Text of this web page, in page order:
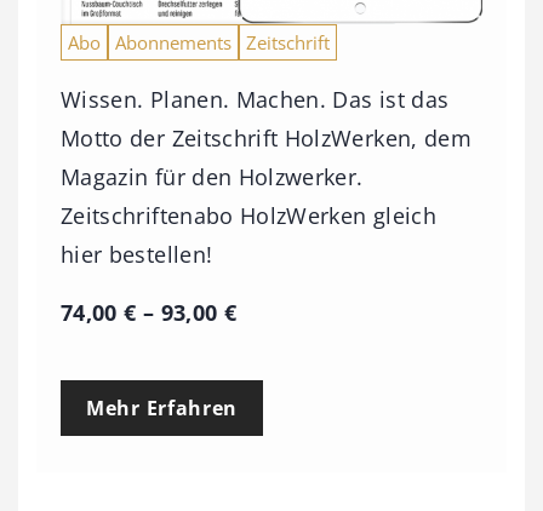
Abo Abonnements Zeitschrift
Wissen. Planen. Machen. Das ist das
Motto der Zeitschrift HolzWerken, dem
Magazin für den Holzwerker.
Zeitschriftenabo HolzWerken gleich
hier bestellen!
74,00€ – 93,00 €P
e
Mehr Erfahren